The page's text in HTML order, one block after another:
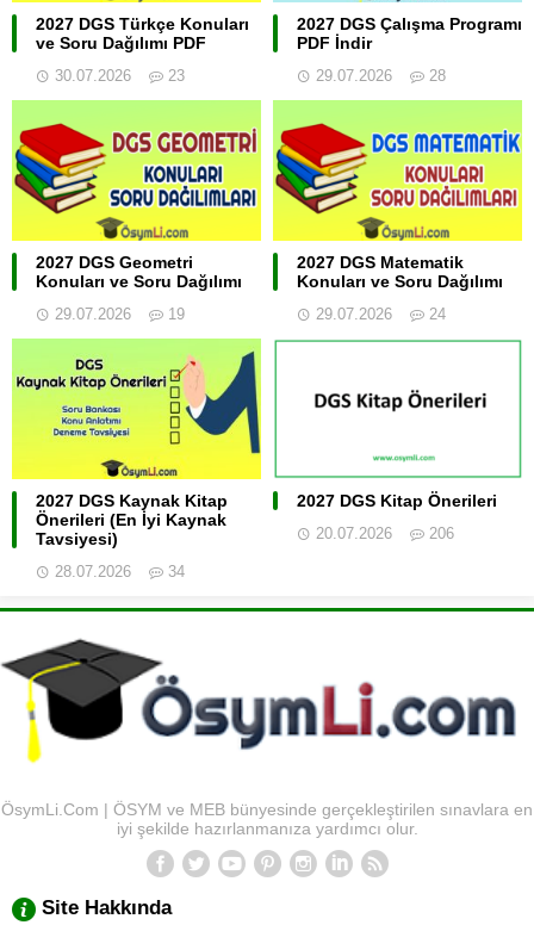
2027 DGS Türkçe Konuları
ve Soru Dağılımı PDF
30.07.2026 23
2027 DGS Çalışma Programı
PDF İndir
29.07.2026 28
2027 DGS Geometri
Konuları ve Soru Dağılımı
29.07.2026 19
2027 DGS Matematik
Konuları ve Soru Dağılımı
29.07.2026 24
2027 DGS Kaynak Kitap
Önerileri (En İyi Kaynak
Tavsiyesi)
28.07.2026 34
2027 DGS Kitap Önerileri
20.07.2026 206
ÖsymLi.Com | ÖSYM ve MEB bünyesinde gerçekleştirilen sınavlara en
iyi şekilde hazırlanmanıza yardımcı olur.
Site Hakkında